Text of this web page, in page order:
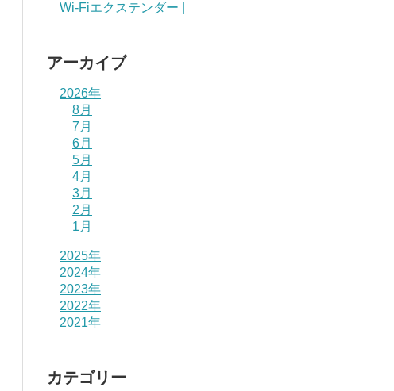
Wi-Fiエクステンダー |
アーカイブ
2026年
8月
7月
6月
5月
4月
3月
2月
1月
2025年
2024年
2023年
2022年
2021年
カテゴリー